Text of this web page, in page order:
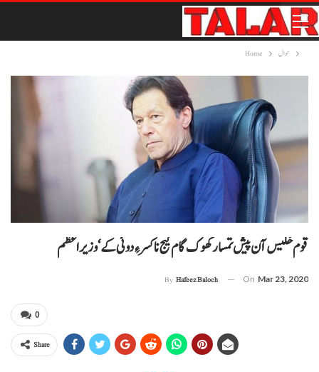
Home حوال
قوم خلیس آن پیش تمسا رکھوک گام گیج نا کسر ءِ دوئی کے‘ وزیراعظم
By Hafeez Baloch On Mar 23, 2020
0
Share